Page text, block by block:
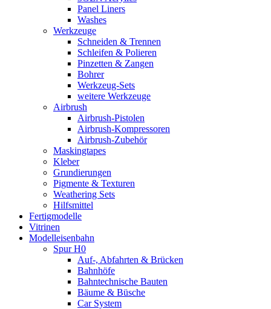
Panel Liners
Washes
Werkzeuge
Schneiden & Trennen
Schleifen & Polieren
Pinzetten & Zangen
Bohrer
Werkzeug-Sets
weitere Werkzeuge
Airbrush
Airbrush-Pistolen
Airbrush-Kompressoren
Airbrush-Zubehör
Maskingtapes
Kleber
Grundierungen
Pigmente & Texturen
Weathering Sets
Hilfsmittel
Fertigmodelle
Vitrinen
Modelleisenbahn
Spur H0
Auf-, Abfahrten & Brücken
Bahnhöfe
Bahntechnische Bauten
Bäume & Büsche
Car System